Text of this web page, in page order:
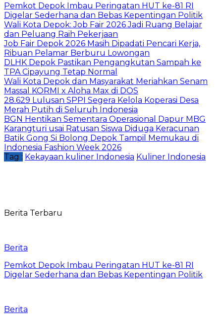
Pemkot Depok Imbau Peringatan HUT ke-81 RI
Digelar Sederhana dan Bebas Kepentingan Politik
Wali Kota Depok: Job Fair 2026 Jadi Ruang Belajar
dan Peluang Raih Pekerjaan
Job Fair Depok 2026 Masih Dipadati Pencari Kerja,
Ribuan Pelamar Berburu Lowongan
DLHK Depok Pastikan Pengangkutan Sampah ke
TPA Cipayung Tetap Normal
Wali Kota Depok dan Masyarakat Meriahkan Senam
Massal KORMI x Aloha Max di DOS
28.629 Lulusan SPPI Segera Kelola Koperasi Desa
Merah Putih di Seluruh Indonesia
BGN Hentikan Sementara Operasional Dapur MBG
Karangturi usai Ratusan Siswa Diduga Keracunan
Batik Gong Si Bolong Depok Tampil Memukau di
Indonesia Fashion Week 2026
Tag : Kekayaan kuliner Indonesia Kuliner Indonesia
Berita Terbaru
Berita
Pemkot Depok Imbau Peringatan HUT ke-81 RI
Digelar Sederhana dan Bebas Kepentingan Politik
Berita